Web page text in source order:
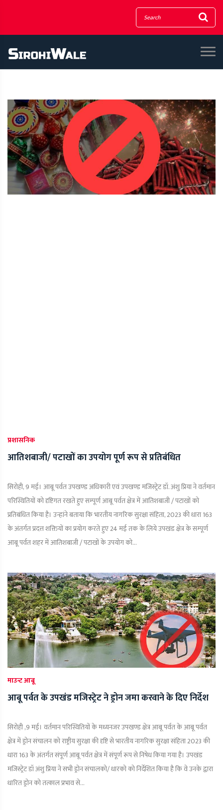
प्रशासनिक
आतिशबाजी/ पटाखों का उपयोग पूर्ण रूप से प्रतिबंधित
सिरोही, 9 मई। आबू पर्वत उपखण्ड अधिकारी एवं उपखण्ड मजिस्ट्रेट डॉ. अंशु प्रिया ने वर्तमान
परिस्थितियों को दृष्टिगत रखते हुए सम्पूर्ण आबू पर्वत क्षेत्र में आतिशबाजी / पटाखों को
प्रतिबंधित किया है। उन्हांने बताया कि भारतीय नागरिक सुरक्षा संहिता, 2023 की धारा 163
के अंतर्गत प्रदत्त शक्तियों का प्रयोग करते हुए 24 मई तक के लिये उपखंड क्षेत्र के सम्पूर्ण
आबू पर्वत शहर में आतिशबाजी / पटाखों के उपयोग को...
माउन्ट आबू
आबू पर्वत के उपखंड मजिस्ट्रेट ने ड्रोन जमा करवाने के दिए निर्देश
सिरोही ,9 मई। वर्तमान परिस्थितियों के मध्यनजर उपखण्ड क्षेत्र आबू पर्वत के आबू पर्वत
क्षेत्र में ड्रोन संचालन को राष्ट्रीय सुरक्षा की दृष्टि से भारतीय नागरिक सुरक्षा संहिता 2023 की
धारा 163 के अंतर्गत संपूर्ण आबू पर्वत क्षेत्र में संपूर्ण रूप से निषेध किया गया है। उपखंड
मजिस्ट्रेट डॉ अंशु प्रिया ने सभी ड्रोन संचालको/ धारको को निर्देशित किया है कि वे उनके द्वारा
धारित ड्रोन को तत्काल प्रभाव से...